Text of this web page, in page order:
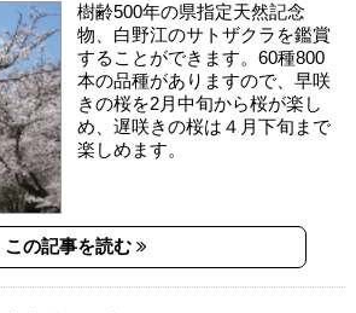
樹齢500年の県指定天然記念
物、白野江のサトザクラを鑑賞
することができます。60種800
本の品種がありますので、早咲
きの桜を2月中旬から桜が楽し
め、遅咲きの桜は４月下旬まで
楽しめます。
この記事を読む